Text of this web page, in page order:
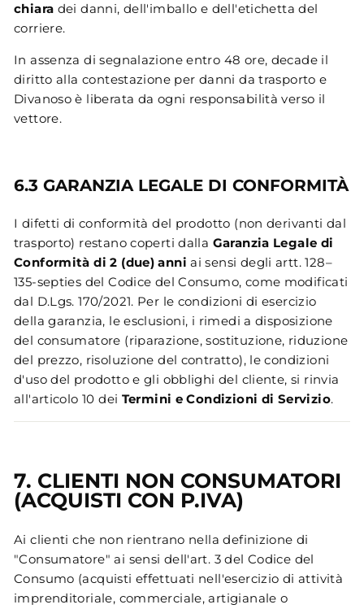
chiara dei danni, dell'imballo e dell'etichetta del
corriere.
In assenza di segnalazione entro 48 ore, decade il
diritto alla contestazione per danni da trasporto e
Divanoso è liberata da ogni responsabilità verso il
vettore.
6.3 GARANZIA LEGALE DI CONFORMITÀ
I difetti di conformità del prodotto (non derivanti dal
trasporto) restano coperti dalla Garanzia Legale di
Conformità di 2 (due) anni ai sensi degli artt. 128–
135-septies del Codice del Consumo, come modificati
dal D.Lgs. 170/2021. Per le condizioni di esercizio
della garanzia, le esclusioni, i rimedi a disposizione
del consumatore (riparazione, sostituzione, riduzione
del prezzo, risoluzione del contratto), le condizioni
d'uso del prodotto e gli obblighi del cliente, si rinvia
all'articolo 10 dei Termini e Condizioni di Servizio.
7. CLIENTI NON CONSUMATORI
(ACQUISTI CON P.IVA)
Ai clienti che non rientrano nella definizione di
"Consumatore" ai sensi dell'art. 3 del Codice del
Consumo (acquisti effettuati nell'esercizio di attività
imprenditoriale, commerciale, artigianale o